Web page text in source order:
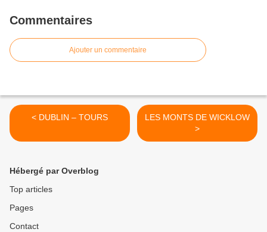
Commentaires
Ajouter un commentaire
< DUBLIN – TOURS
LES MONTS DE WICKLOW
>
Hébergé par Overblog
Top articles
Pages
Contact